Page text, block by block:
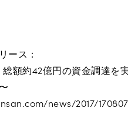
ース：
額約42億円の資金調達を
news/2017/